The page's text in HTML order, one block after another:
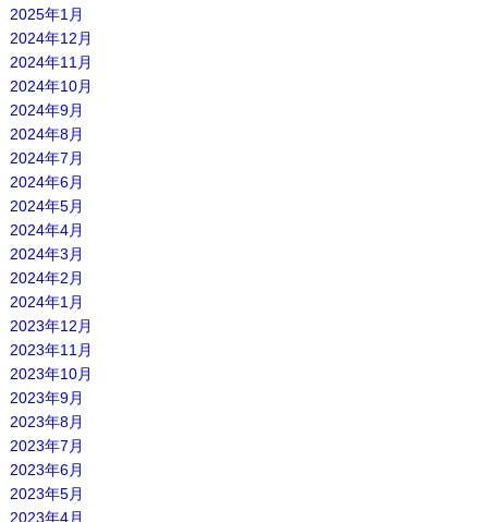
2025年1月
2024年12月
2024年11月
2024年10月
2024年9月
2024年8月
2024年7月
2024年6月
2024年5月
2024年4月
2024年3月
2024年2月
2024年1月
2023年12月
2023年11月
2023年10月
2023年9月
2023年8月
2023年7月
2023年6月
2023年5月
2023年4月